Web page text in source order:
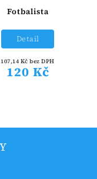
Fotbalista
107,14 Kč bez DPH
120 Kč
Detail